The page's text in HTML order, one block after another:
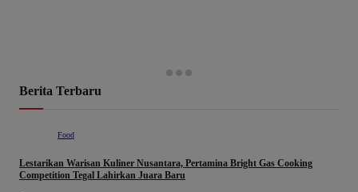
Berita Terbaru
Food
Lestarikan Warisan Kuliner Nusantara, Pertamina Bright Gas Cooking
Competition Tegal Lahirkan Juara Baru